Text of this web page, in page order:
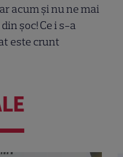
acum și nu ne mai
șoc! Ce i s-a
este crunt